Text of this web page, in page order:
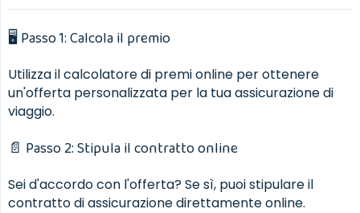
🖥 Passo 1: Calcola il premio
Utilizza il calcolatore di premi online per ottenere
un'offerta personalizzata per la tua assicurazione di
viaggio.
📄 Passo 2: Stipula il contratto online
Sei d'accordo con l'offerta? Se sì, puoi stipulare il
contratto di assicurazione direttamente online.